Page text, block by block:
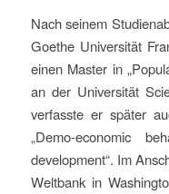
Nach seinem
Goethe Universität
einen Master in
an der Universität
verfasste er später
„Demo-economic
development“. Im
Weltbank in